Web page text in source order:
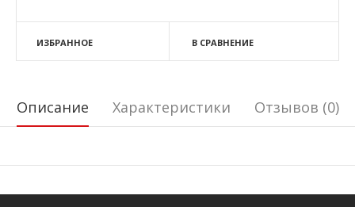
ИЗБРАННОЕ В СРАВНЕНИЕ
Описание Характеристики Отзывов (0)